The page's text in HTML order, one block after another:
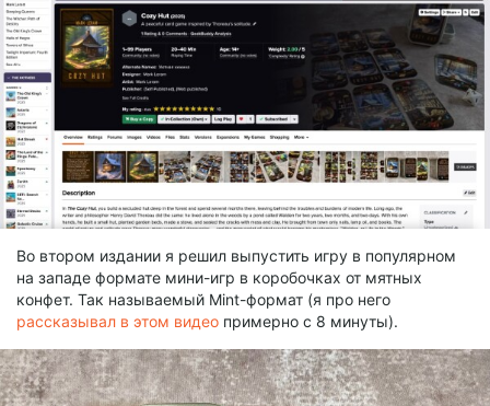
Во втором издании я решил выпустить игру в популярном
на западе формате мини-игр в коробочках от мятных
конфет. Так называемый Mint-формат (я про него
рассказывал в этом видео примерно с 8 минуты).